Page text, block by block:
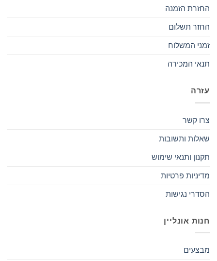
החזרת הזמנה
החזר תשלום
זמני המשלוח
תנאי המכירה
עזרה
צרו קשר
שאלות ותשובות
תקנון ותנאי שימוש
מדיניות פרטיות
הסדרי נגישות
חנות אונליין
מבצעים